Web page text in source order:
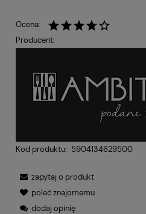
Ocena:
Producent:
Kod produktu: 5904134629500
zapytaj o produkt
poleć znajomemu
dodaj opinię